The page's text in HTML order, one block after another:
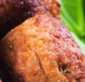
ή άλλο
φούρνο ή
ντομάτας.
VG